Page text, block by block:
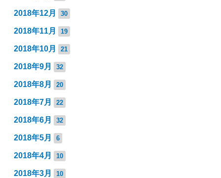
2018年12月 30
2018年11月 19
2018年10月 21
2018年9月 32
2018年8月 20
2018年7月 22
2018年6月 32
2018年5月 6
2018年4月 10
2018年3月 10